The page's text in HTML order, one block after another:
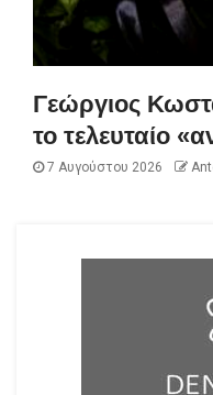
Γεώργιος
το τελευταίο
7 Αυγούστου 2026